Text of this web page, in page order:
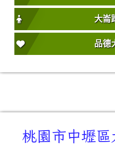
大崙
品德
桃園市中壢